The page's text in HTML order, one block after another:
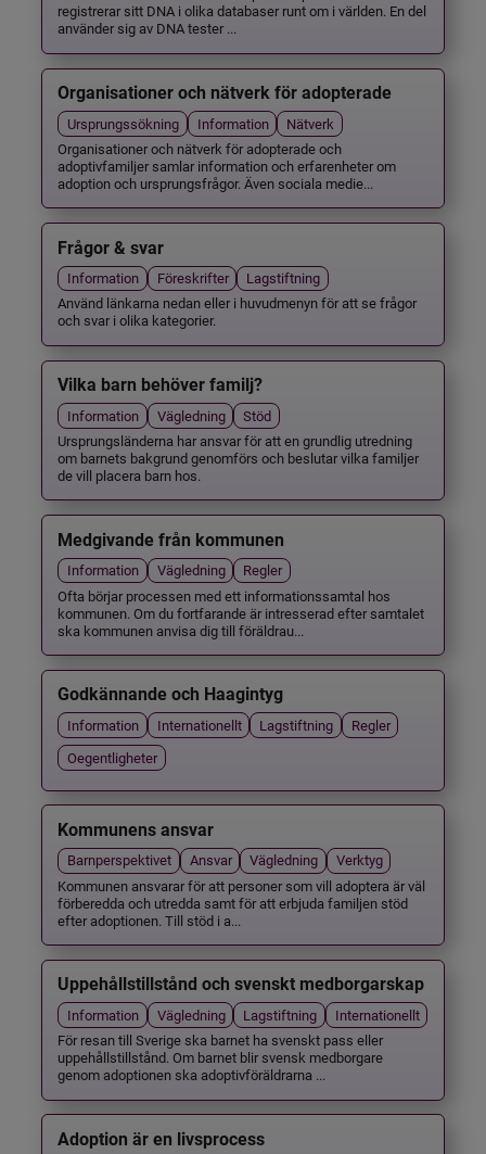
registrerar sitt DNA i olika databaser runt om i världen. En del
använder sig av DNA tester ...
Organisationer och nätverk för adopterade
Ursprungssökning Information
Nätverk
Organisationer och nätverk för adopterade och
adoptivfamiljer samlar information och erfarenheter om
adoption och ursprungsfrågor. Även sociala medie...
Frågor & svar
Information Föreskrifter
Lagstiftning
Använd länkarna nedan eller i huvudmenyn för att se frågor
och svar i olika kategorier.
Vilka barn behöver familj?
Information Vägledning
Stöd
Ursprungsländerna har ansvar för att en grundlig utredning
om barnets bakgrund genomförs och beslutar vilka familjer
de vill placera barn hos.
Medgivande från kommunen
Information Vägledning
Regler
Ofta börjar processen med ett informationssamtal hos
kommunen. Om du fortfarande är intresserad efter samtalet
ska kommunen anvisa dig till föräldrau...
Godkännande och Haagintyg
Information Internationellt Lagstiftning
Regler
Oegentligheter
Kommunens ansvar
Barnperspektivet Ansvar Vägledning
Verktyg
Kommunen ansvarar för att personer som vill adoptera är väl
förberedda och utredda samt för att erbjuda familjen stöd
efter adoptionen. Till stöd i a...
Uppehållstillstånd och svenskt medborgarskap
Information Vägledning Lagstiftning
Internationellt
För resan till Sverige ska barnet ha svenskt pass eller
uppehållstillstånd. Om barnet blir svensk medborgare
genom adoptionen ska adoptivföräldrarna ...
Adoption är en livsprocess